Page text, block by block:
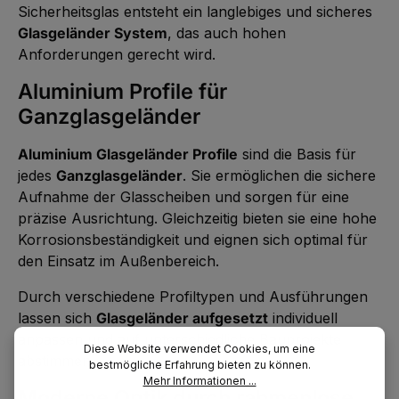
Sicherheitsglas entsteht ein langlebiges und sicheres
Glasgeländer System, das auch hohen
Anforderungen gerecht wird.
Aluminium Profile für
Ganzglasgeländer
Aluminium Glasgeländer Profile sind die Basis für
jedes Ganzglasgeländer. Sie ermöglichen die sichere
Aufnahme der Glasscheiben und sorgen für eine
präzise Ausrichtung. Gleichzeitig bieten sie eine hohe
Korrosionsbeständigkeit und eignen sich optimal für
den Einsatz im Außenbereich.
Durch verschiedene Profiltypen und Ausführungen
lassen sich Glasgeländer aufgesetzt individuell
abstimmen.
Diese Website verwendet Cookies, um eine
bestmögliche Erfahrung bieten zu können.
Mehr Informationen ...